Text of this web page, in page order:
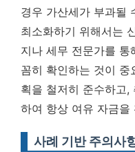
경우 가산세가 부과될
최소화하기 위해서는
지나 세무 전문가를
꼼히 확인하는 것이 중
획을 철저히 준수하고,
하여 항상 여유 자금을
사례 기반 주의사